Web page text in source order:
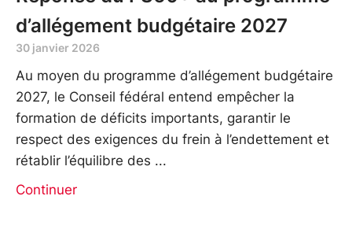
d’allégement budgétaire 2027
30 janvier 2026
Au moyen du programme d’allégement budgétaire
2027, le Conseil fédéral entend empêcher la
formation de déficits importants, garantir le
respect des exigences du frein à l’endettement et
rétablir l’équilibre des
Continuer